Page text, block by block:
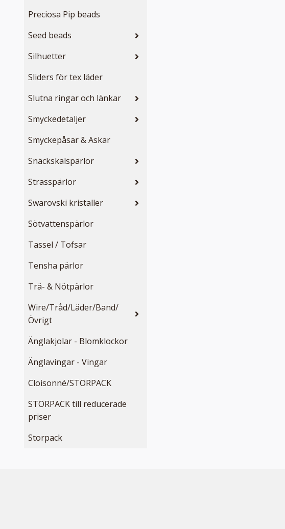
Preciosa Pip beads
Seed beads
Silhuetter
Sliders för tex läder
Slutna ringar och länkar
Smyckedetaljer
Smyckepåsar & Askar
Snäckskalspärlor
Strasspärlor
Swarovski kristaller
Sötvattenspärlor
Tassel / Tofsar
Tensha pärlor
Trä- & Nötpärlor
Wire/Tråd/Läder/Band/
Övrigt
Änglakjolar - Blomklockor
Änglavingar - Vingar
Cloisonné/STORPACK
STORPACK till reducerade
priser
Storpack